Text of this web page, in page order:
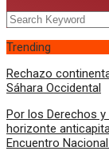
Trending
Rechazo
Sáhara Occidental
Por los Derechos y
horizonte
Encuentro